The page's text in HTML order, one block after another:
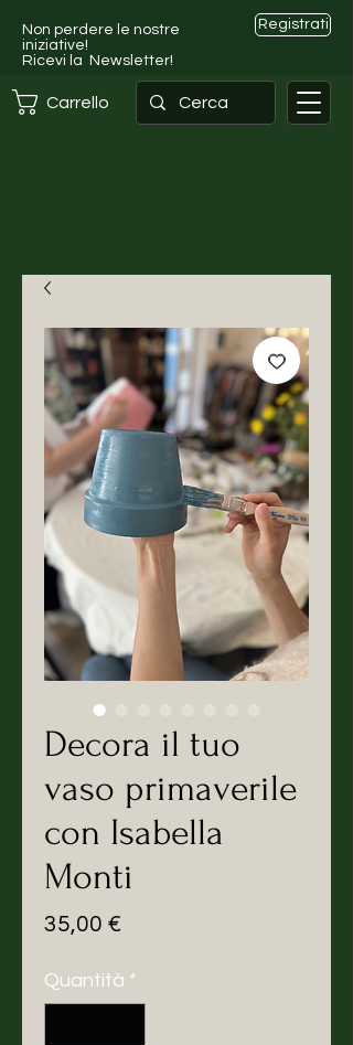
Non perdere le nostre
iniziative!
Ricevi la Newsletter!
Registrati
Carrello
Decora il tuo
vaso primaverile
con Isabella
Monti
35,00 €
Quantità *